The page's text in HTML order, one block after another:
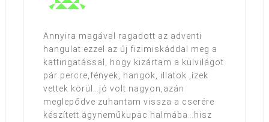
Annyira magával ragadott az adventi
hangulat ezzel az új fizimiskáddal meg a
kattingatással, hogy kizártam a külvilágot
pár percre,fények, hangok, illatok ,ízek
vettek körül…jó volt nagyon,azán
meglepődve zuhantam vissza a cserére
készített ágyneműkupac halmába…hisz